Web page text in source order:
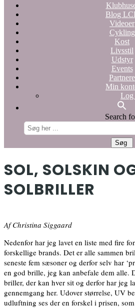
Blog
Videoer
Cykling
Kost
Livsstil
Udstyr
Events
Partnere
Min
Log
Search
SOL, SOLSKIN
SOLBRILLER
Af Christina Siggaard
Nedenfor har jeg lavet en liste med fire
forskellige brands. Det er alle sammen
seneste fem sæsoner og derfor selv har
en god brille, jeg kan anbefale dem alle.
briller, der kan hver sit og derfor har jeg
gennemgang her. Udover størrelse, UV
udluftning ses der en forskel i prisen,